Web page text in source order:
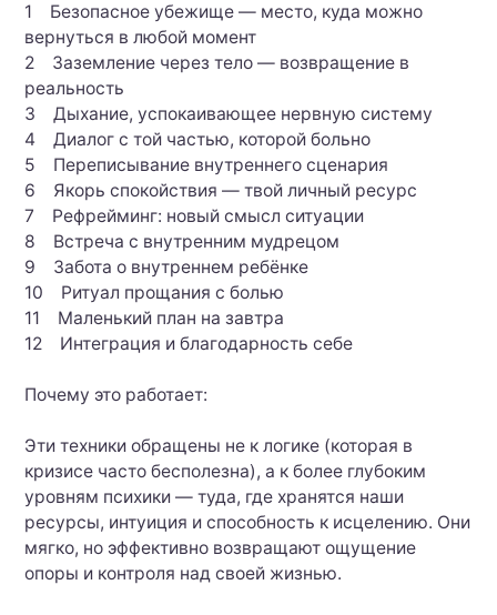
1 Безопасное убежище — место, куда можно
вернуться в любой момент
2 Заземление через тело — возвращение в
реальность
3 Дыхание, успокаивающее нервную систему
4 Диалог с той частью, которой больно
5 Переписывание внутреннего сценария
6 Якорь спокойствия — твой личный ресурс
7 Рефрейминг: новый смысл ситуации
8 Встреча с внутренним мудрецом
9 Забота о внутреннем ребёнке
10 Ритуал прощания с болью
11 Маленький план на завтра
12 Интеграция и благодарность себе
Почему это работает:
Эти техники обращены не к логике (которая в
кризисе часто бесполезна), а к более глубоким
уровням психики — туда, где хранятся наши
ресурсы, интуиция и способность к исцелению. Они
мягко, но эффективно возвращают ощущение
опоры и контроля над своей жизнью.